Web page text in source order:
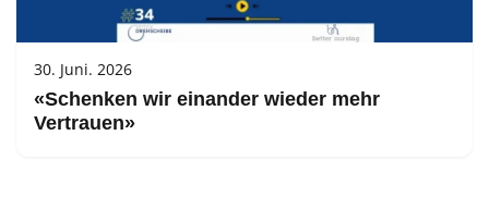
30. Juni. 2026
«Schenken wir einander wieder mehr
Vertrauen»